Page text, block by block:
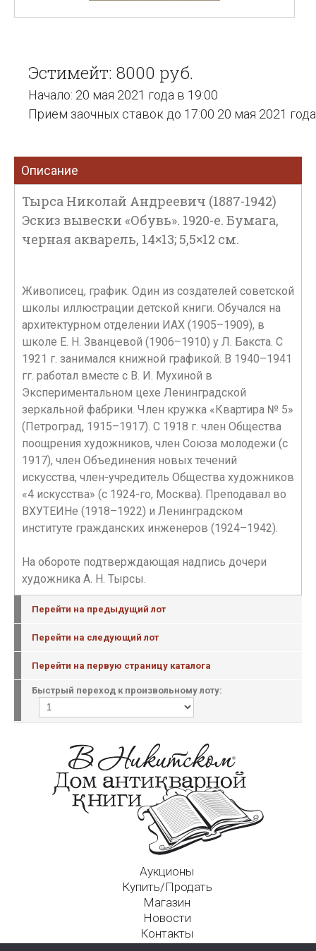
Эстимейт: 8000 руб.
Начало: 20 мая 2021 года в 19:00
Прием заочных ставок до 17:00 20 мая 2021 года
Описание
Тырса Николай Андреевич (1887-1942)
Эскиз вывески «Обувь». 1920-е. Бумага,
черная акварель, 14×13; 5,5×12 см.
Живописец, график. Один из создателей советской
школы иллюстрации детской книги. Обучался на
архитектурном отделении ИАХ (1905–1909), в
школе Е. Н. Званцевой (1906–1910) у Л. Бакста. С
1921 г. занимался книжной графикой. В 1940–1941
гг. работал вместе с В. И. Мухиной в
Экспериментальном цехе Ленинградской
зеркальной фабрики. Член кружка «Квартира № 5»
(Петроград, 1915–1917). С 1918 г. член Общества
поощрения художников, член Союза молодежи (с
1917), член Объединения новых течений
искусства, член-учредитель Общества художников
«4 искусства» (с 1924-го, Москва). Преподавал во
ВХУТЕИНе (1918–1922) и Ленинградском
институте гражданских инженеров (1924–1942).
На обороте подтверждающая надпись дочери
художника А. Н. Тырсы.
Перейти на предыдущий лот
Перейти на следующий лот
Перейти на первую страницу каталога
Быстрый переход к произвольному лоту:
Аукционы
Купить/Продать
Магазин
Новости
Контакты